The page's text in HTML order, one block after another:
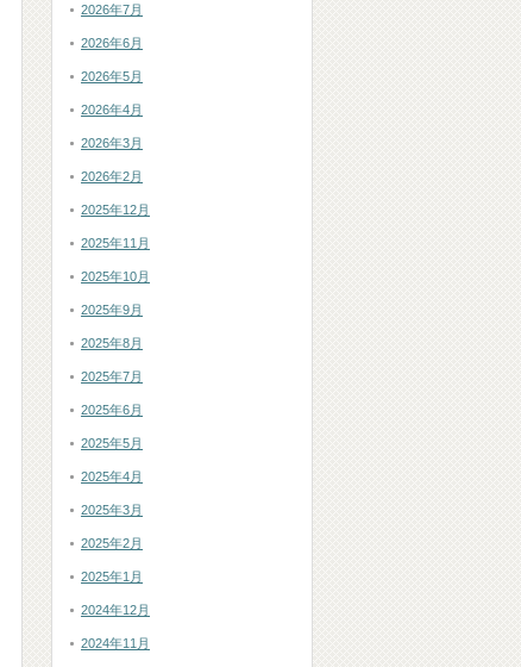
2026年7月
2026年6月
2026年5月
2026年4月
2026年3月
2026年2月
2025年12月
2025年11月
2025年10月
2025年9月
2025年8月
2025年7月
2025年6月
2025年5月
2025年4月
2025年3月
2025年2月
2025年1月
2024年12月
2024年11月